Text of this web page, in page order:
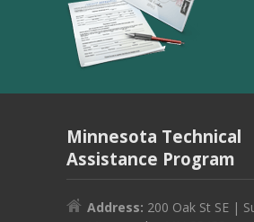
Minnesota Technical
Assistance Program
Address: 200 Oak St SE |